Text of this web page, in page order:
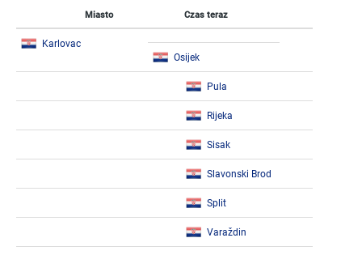
Miasto Czas teraz
Karlovac
Osijek
Pula
Rijeka
Sisak
Slavonski Brod
Split
Varaždin